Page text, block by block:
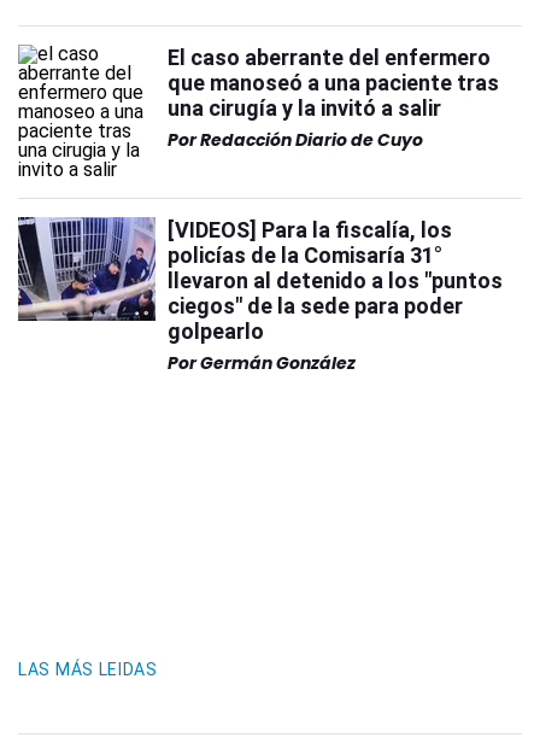
El caso aberrante del enfermero
que manoseó a una paciente tras
una cirugía y la invitó a salir
PorRedacción Diario de Cuyo
[VIDEOS] Para la fiscalía, los
policías de la Comisaría 31°
llevaron al detenido a los "puntos
ciegos" de la sede para poder
golpearlo
PorGermán González
LAS MÁS LEIDAS